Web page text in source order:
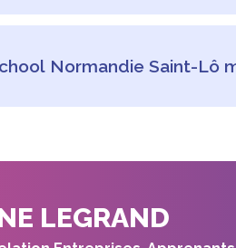
Saint-Lô, les étudiants
recommandé en raison des
Normandie Saint-Lô
LEGRAND